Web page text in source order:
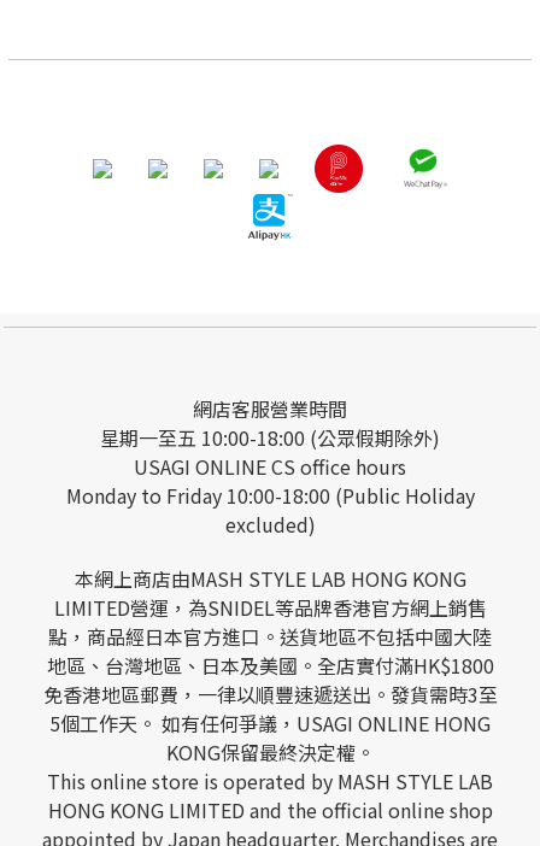
網店客服營業時間
星期一至五 10:00-18:00 (公眾假期除外)
USAGI ONLINE CS office hours
Monday to Friday 10:00-18:00 (Public Holiday
excluded)
本網上商店由MASH STYLE LAB HONG KONG
LIMITED營運，為SNIDEL等品牌香港官方網上銷售
點，商品經日本官方進口。送貨地區不包括中國大陸
地區、台灣地區、日本及美國。全店實付滿HK$1800
免香港地區郵費，一律以順豐速遞送出。發貨需時3至
5個工作天。 如有任何爭議，USAGI ONLINE HONG
KONG保留最終決定權。
This online store is operated by MASH STYLE LAB
HONG KONG LIMITED and the official online shop
appointed by Japan headquarter. Merchandises are